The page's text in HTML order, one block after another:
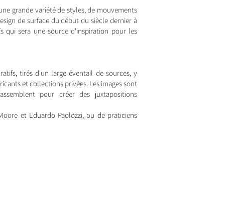
grande variété de styles, de mouvements
de surface du début du siècle dernier à
qui sera une source d'inspiration pour les
tirés d'un large éventail de sources, y
et collections privées. Les images sont
pour créer des juxtapositions
et Eduardo Paolozzi, ou de praticiens